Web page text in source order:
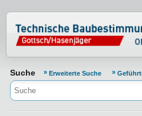
Normenportal
Suche Erweiterte Suche